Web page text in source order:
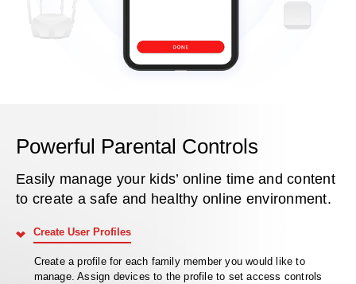
Powerful Parental Controls
Easily manage your kids’ online time and content
to create a safe and healthy online environment.
Create User Profiles
Create a profile for each family member you would like to
manage. Assign devices to the profile to set access controls